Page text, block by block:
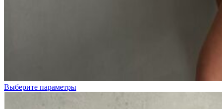
Выберите параметры